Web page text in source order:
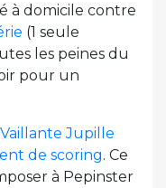
à domicile contre
(1 seule
les peines du
pour un
Jupille
de scoring. Ce
à Pepinster